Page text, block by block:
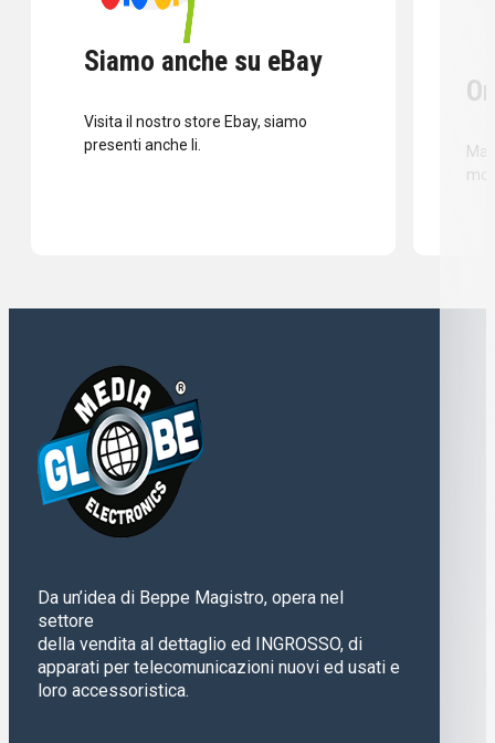
Siamo anche su eBay
Visita il nostro store Ebay, siamo
presenti anche li.
Da un’idea di Beppe Magistro, opera nel
settore
della vendita al dettaglio ed INGROSSO, di
apparati per telecomunicazioni nuovi ed usati e
loro accessoristica.